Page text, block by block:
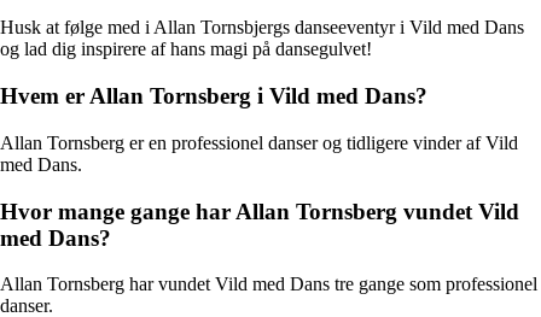
Husk at følge med i Allan Tornsbjergs danseeventyr i Vild med Dans
og lad dig inspirere af hans magi på dansegulvet!
Hvem er Allan Tornsberg i Vild med Dans?
Allan Tornsberg er en professionel danser og tidligere vinder af Vild
med Dans.
Hvor mange gange har Allan Tornsberg vundet Vild
med Dans?
Allan Tornsberg har vundet Vild med Dans tre gange som professionel
danser.